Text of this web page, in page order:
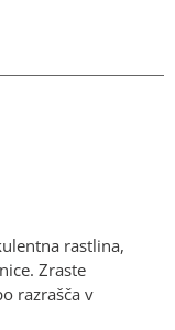
rastlina,
Zraste
razrašča v